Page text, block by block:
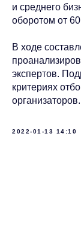
и среднего
оборотом от
В ходе
экспертов.
критериях
организаторов.
2022-01-13 14:10